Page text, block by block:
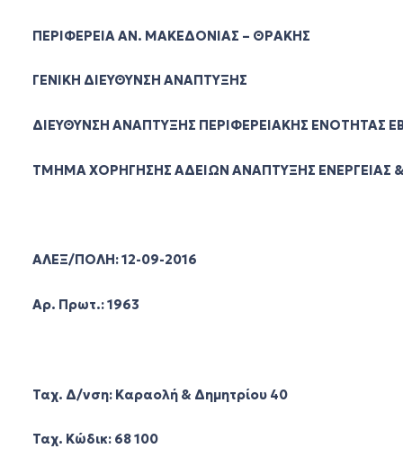
ΠΕΡΙΦΕΡΕΙΑ ΑΝ. ΜΑΚΕΔΟΝΙΑΣ – ΘΡΑΚΗΣ
ΓΕΝΙΚΗ ΔΙΕΥΘΥΝΣΗ ΑΝΑΠΤΥΞΗΣ
ΔΙΕΥΘΥΝΣΗ ΑΝΑΠΤΥΞΗΣ ΠΕΡΙΦΕΡΕΙΑΚΗΣ ΕΝΟΤΗΤΑΣ
ΤΜΗΜΑ ΧΟΡΗΓΗΣΗΣ ΑΔΕΙΩΝ ΑΝΑΠΤΥΞΗΣ ΕΝΕΡΓΕΙΑΣ
ΑΛΕΞ/ΠΟΛΗ: 12-09-2016
Αρ. Πρωτ.: 1963
Ταχ. Δ/νση: Καραολή & Δημητρίου 40
Ταχ. Κώδικ: 68 100